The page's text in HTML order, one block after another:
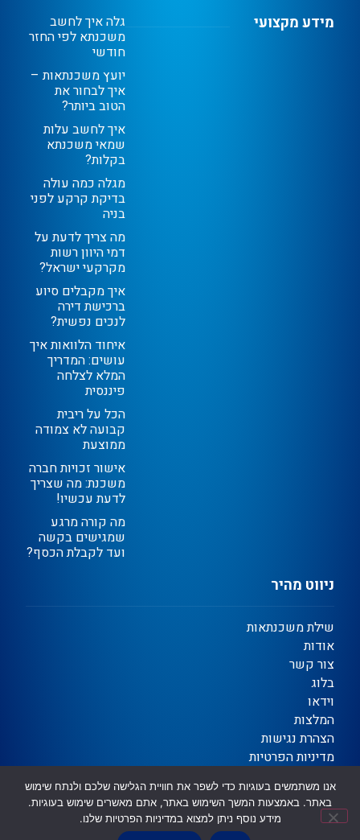
ניווט מהיר
שילת משכנתאות
אודות
צור קשר
בלוג
וידאו
המלצות
הצהרת נגישות
מדיניות הפרטיות
מידע מקצועי גלה איך לחשב
משכנתא לפי החזר
חודשי
יועץ משכנתאות –
איך לבחור את
הטוב ביותר?
איך לחשב עלות
שמאי משכנתא
בקלות?
מגלה כמה עולה
בדיקת קרקע לפני
בניה
מה צריך לדעת על
דמי היוון רשות
מקרקעי ישראל?
איך מקבלים סיוע
ברכישת דירה
לנכים נפשית?
איחוד הלוואות איך
עושים: המדריך
המלא לצלחה
פיננסית
הכל על ריבית
קבועה לא צמודה
ממוצעת
אישור זכויות חברה
משכנת: מה שצריך
לדעת עכשיו!
מה קורה מרגע
שמגישים בקשה
ועד לקבלת הכסף?
אנו משתמשים בעוגיות כדי לשפר את חוויית הגלישה שלכם ולנתח שימוש
באתר. באמצעות המשך השימוש באתר, אתם מאשרים שימוש בעוגיות.
מידע נוסף ניתן למצוא במדיניות הפרטיות שלנו.